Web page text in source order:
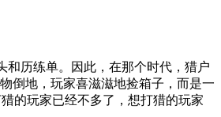
和历练单。因此，在那个时代，猎户
倒地，玩家喜滋滋地捡箱子，而是一
的玩家已经不多了，想打猎的玩家